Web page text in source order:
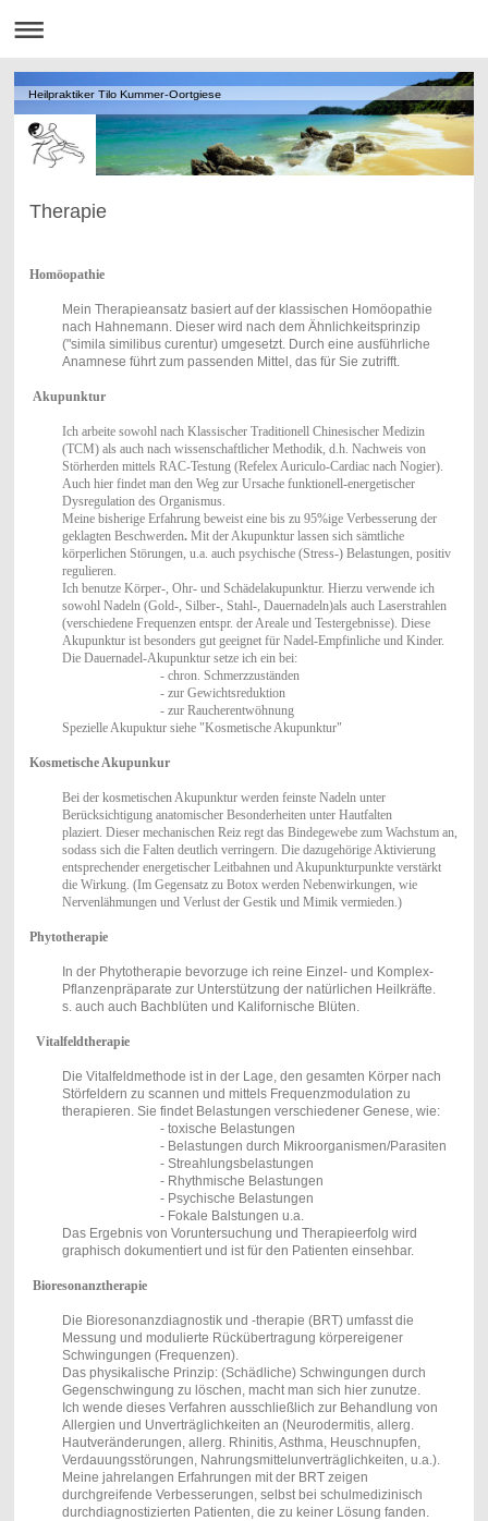
Heilpraktiker Tilo Kummer-Oortgiese
Therapie
Homöopathie
Mein Therapieansatz basiert auf der klassischen Homöopathie
nach Hahnemann. Dieser wird nach dem Ähnlichkeitsprinzip
("simila similibus curentur) umgesetzt. Durch eine ausführliche
Anamnese führt zum passenden Mittel, das für Sie zutrifft.
Akupunktur
Ich arbeite sowohl nach Klassischer Traditionell Chinesischer Medizin
(TCM) als auch nach wissenschaftlicher Methodik, d.h. Nachweis von
Störherden mittels RAC-Testung (Refelex Auriculo-Cardiac nach Nogier).
Auch hier findet man den Weg zur Ursache funktionell-energetischer
Dysregulation des Organismus.
Meine bisherige Erfahrung beweist eine bis zu 95%ige Verbesserung der
geklagten Beschwerden. Mit der Akupunktur lassen sich sämtliche
körperlichen Störungen, u.a. auch psychische (Stress-) Belastungen, positiv
regulieren.
Ich benutze Körper-, Ohr- und Schädelakupunktur. Hierzu verwende ich
sowohl Nadeln (Gold-, Silber-, Stahl-, Dauernadeln)als auch Laserstrahlen
(verschiedene Frequenzen entspr. der Areale und Testergebnisse). Diese
Akupunktur ist besonders gut geeignet für Nadel-Empfinliche und Kinder.
Die Dauernadel-Akupunktur setze ich ein bei:
- chron. Schmerzzuständen
- zur Gewichtsreduktion
- zur Raucherentwöhnung
Spezielle Akupuktur siehe "Kosmetische Akupunktur"
Kosmetische Akupunkur
Bei der kosmetischen Akupunktur werden feinste Nadeln unter
Berücksichtigung anatomischer Besonderheiten unter Hautfalten
plaziert. Dieser mechanischen Reiz regt das Bindegewebe zum Wachstum an,
sodass sich die Falten deutlich verringern . Die dazugehörige Aktivierung
entsprechender energetischer Leitbahnen und Akupunkturpunkte verstärkt
die Wirkung. (Im Gegensatz zu Botox werden Nebenwirkungen, wie
Nervenlähmungen und Verlust der Gestik und Mimik vermieden. )
Phytotherapie
In der Phytotherapie bevorzuge ich reine Einzel- und Komplex-
Pflanzenpräparate zur Unterstützung der natürlichen Heilkräfte.
s. auch auch Bachblüten und Kalifornische Blüten.
Vitalfeldtherapie
Die Vitalfeldmethode ist in der Lage, den gesamten Körper nach
Störfeldern zu scannen und mittels Frequenzmodulation zu
therapieren. Sie findet Belastungen verschiedener Genese, wie:
- toxische Belastungen
- Belastungen durch Mikroorganismen/Parasiten
- Streahlungsbelastungen
- Rhythmische Belastungen
- Psychische Belastungen
- Fokale Balstungen u.a.
Das Ergebnis von Voruntersuchung und Therapieerfolg wird
graphisch dokumentiert und ist für den Patienten einsehbar.
Bioresonanztherapie
Die Bioresonanzdiagnostik und -therapie (BRT) umfasst die
Messung und modulierte Rückübertragung körpereigener
Schwingungen (Frequenzen).
Das physikalische Prinzip: (Schädliche) Schwingungen durch
Gegenschwingung zu löschen, macht man sich hier zunutze.
Ich wende dieses Verfahren ausschließlich zur Behandlung von
Allergien und Unverträglichkeiten an (Neurodermitis, allerg.
Hautveränderungen, allerg. Rhinitis, Asthma, Heuschnupfen,
Verdauungsstörungen , Nahrungsmittelunverträglichkeiten, u.a.).
Meine jahrelangen Erfahrungen mit der BRT zeigen
durchgreifende Verbesserungen, selbst bei schulmedizinisch
durchdiagnostizierten Patienten, die zu keiner Lösung fanden.